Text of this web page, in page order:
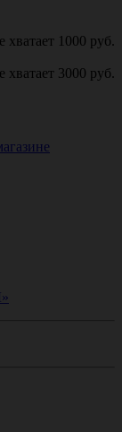
хватает 1000 руб.
хватает 3000 руб.